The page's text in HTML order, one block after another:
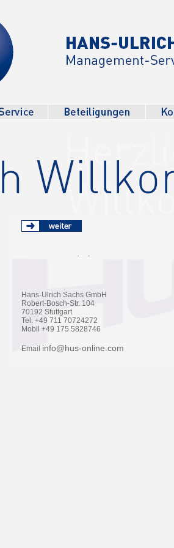
Hans-Ulrich Sachs GmbH
Robert-Bosch-Str. 104
70192 Stuttgart
Tel. +49 711 70724272
Mobil +49 175 5828746
Email info@hus-online.com